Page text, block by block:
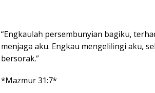
“Engkaulah persembunyian bagiku,
menjaga aku. Engkau mengelilingi aku,
bersorak.”
*Mazmur 31:7*